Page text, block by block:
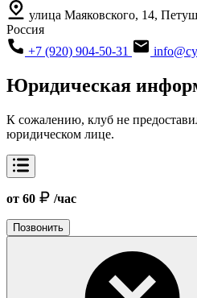
улица Маяковского, 14,
Россия
+7 (920) 904-50-31
Юридическая
К сожалению, клуб не
юридическом лице.
от 60 /час
Позвонить